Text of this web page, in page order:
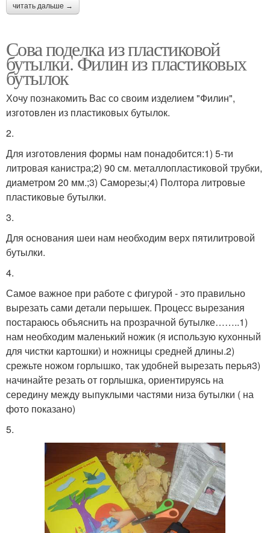
читать дальше →
Сова поделка из пластиковой
бутылки. Филин из пластиковых
бутылок
Хочу познакомить Вас со своим изделием "Филин",
изготовлен из пластиковых бутылок.
2.
Для изготовления формы нам понадобится:1) 5-ти
литровая канистра;2) 90 см. металлопластиковой трубки,
диаметром 20 мм.;3) Саморезы;4) Полтора литровые
пластиковые бутылки.
3.
Для основания шеи нам необходим верх пятилитровой
бутылки.
4.
Самое важное при работе с фигурой - это правильно
вырезать сами детали перышек. Процесс вырезания
постараюсь объяснить на прозрачной бутылке……..1)
нам необходим маленький ножик (я использую кухонный
для чистки картошки) и ножницы средней длины.2)
срежьте ножом горлышко, так удобней вырезать перья3)
начинайте резать от горлышка, ориентируясь на
середину между выпуклыми частями низа бутылки ( на
фото показано)
5.